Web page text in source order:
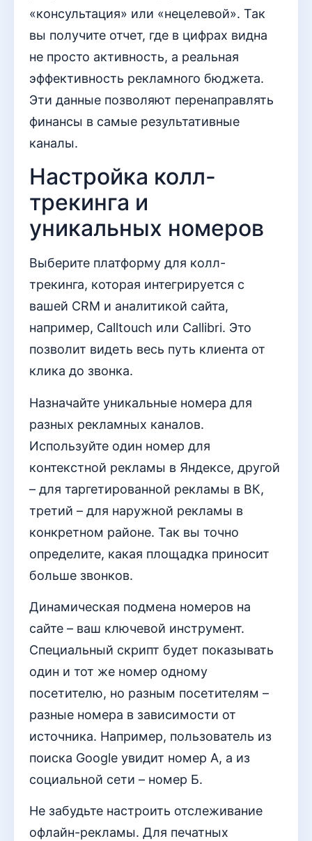
«консультация» или «нецелевой». Так
вы получите отчет, где в цифрах видна
не просто активность, а реальная
эффективность рекламного бюджета.
Эти данные позволяют перенаправлять
финансы в самые результативные
каналы.
Настройка колл-
трекинга и
уникальных номеров
Выберите платформу для колл-
трекинга, которая интегрируется с
вашей CRM и аналитикой сайта,
например, Calltouch или Callibri. Это
позволит видеть весь путь клиента от
клика до звонка.
Назначайте уникальные номера для
разных рекламных каналов.
Используйте один номер для
контекстной рекламы в Яндексе, другой
– для таргетированной рекламы в ВК,
третий – для наружной рекламы в
конкретном районе. Так вы точно
определите, какая площадка приносит
больше звонков.
Динамическая подмена номеров на
сайте – ваш ключевой инструмент.
Специальный скрипт будет показывать
один и тот же номер одному
посетителю, но разным посетителям –
разные номера в зависимости от
источника. Например, пользователь из
поиска Google увидит номер А, а из
социальной сети – номер Б.
Не забудьте настроить отслеживание
офлайн-рекламы. Для печатных